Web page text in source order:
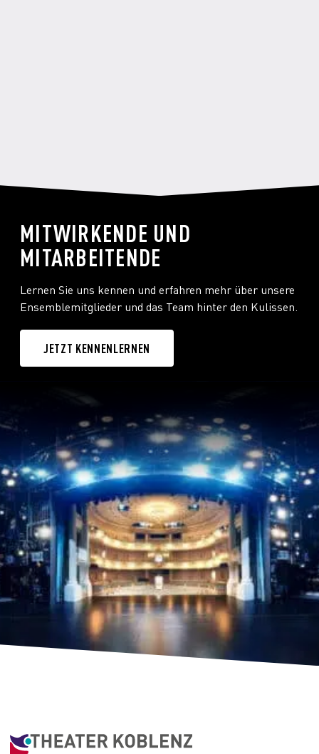
MITWIRKENDE UND
MITARBEITENDE
Lernen Sie uns kennen und erfahren mehr über unsere
Ensemblemitglieder und das Team hinter den Kulissen.
JETZT KENNENLERNEN